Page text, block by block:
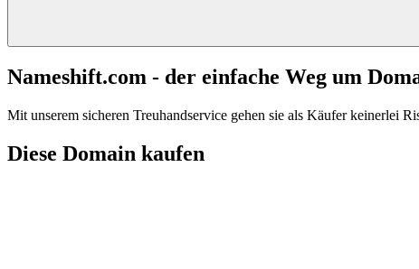
Nameshift.com - der einfache Weg um
Mit unserem sicheren Treuhandservice gehen sie als Käufer keinerlei
Diese Domain kaufen